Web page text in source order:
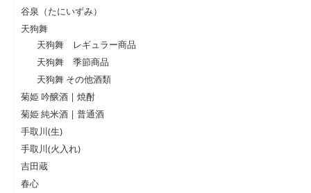
谷泉（たにいずみ）
天狗舞
天狗舞 レギュラー商品
天狗舞 季節商品
天狗舞 その他酒類
菊姫 吟醸酒 | 焼酎
菊姫 純米酒 | 普通酒
手取川(生)
手取川(火入れ)
吉田蔵
春心